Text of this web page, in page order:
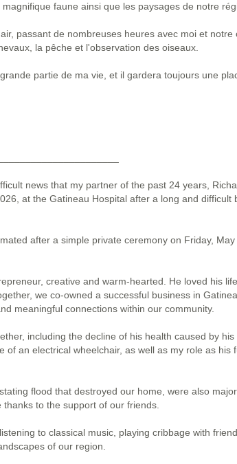
faune ainsi que les paysages de notre
passant de nombreuses heures avec moi et notre
la pêche et l'observation des oiseaux.
partie de ma vie, et il gardera toujours une
news that my partner of the past 24 years,
at the Gatineau Hospital after a long and difficult
after a simple private ceremony on Friday, May
creative and warm-hearted. He loved his
we co-owned a successful business in
meaningful connections within our community.
including the decline of his health caused by his
of an electrical wheelchair, as well as my role as his
flood that destroyed our home, were also major
to the support of our friends.
to classical music, playing cribbage with
of our region.